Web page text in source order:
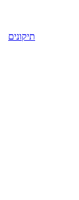
תיקונים